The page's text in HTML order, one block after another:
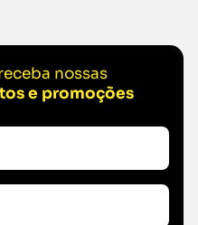
nossas
e promoções